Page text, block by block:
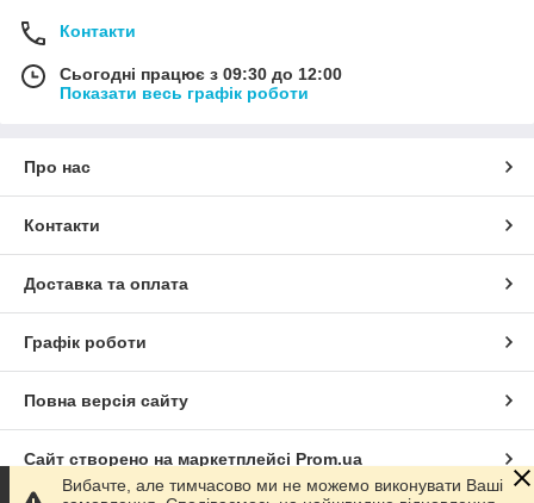
Контакти
Сьогодні працює з 09:30 до 12:00
Показати весь графік роботи
Про нас
Контакти
Доставка та оплата
Графік роботи
Повна версія сайту
Сайт створено на маркетплейсі Prom.ua
Вибачте, але тимчасово ми не можемо виконувати Ваші